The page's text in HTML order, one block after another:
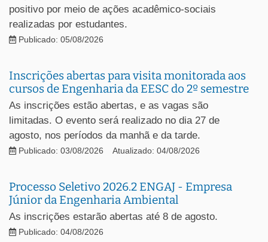
positivo por meio de ações acadêmico-sociais
realizadas por estudantes.
Publicado: 05/08/2026
Inscrições abertas para visita monitorada aos
cursos de Engenharia da EESC do 2º semestre
As inscrições estão abertas, e as vagas são
limitadas. O evento será realizado no dia 27 de
agosto, nos períodos da manhã e da tarde.
Publicado: 03/08/2026 Atualizado: 04/08/2026
Processo Seletivo 2026.2 ENGAJ - Empresa
Júnior da Engenharia Ambiental
As inscrições estarão abertas até 8 de agosto.
Publicado: 04/08/2026